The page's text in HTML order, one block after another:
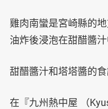
雞肉南蠻是宮崎縣的
油炸後浸泡在甜醋醬
甜醋醬汁和塔塔醬的
在『九州熱中屋 （